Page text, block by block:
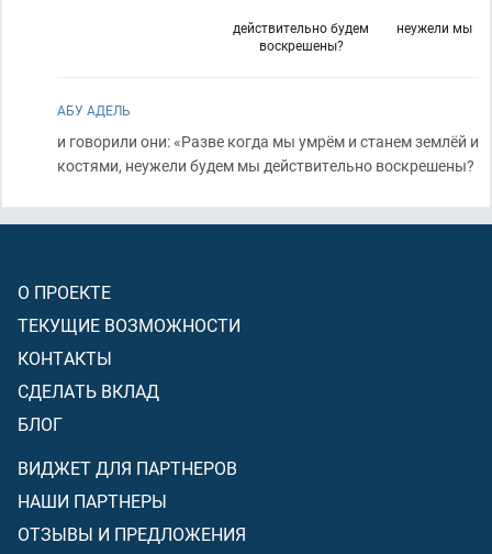
неужели мы
действительно будем
воскрешены?
АБУ АДЕЛЬ
и говорили они: «Разве когда мы умрём и станем землёй и
костями, неужели будем мы действительно воскрешены?
О ПРОЕКТЕ
ТЕКУЩИЕ ВОЗМОЖНОСТИ
КОНТАКТЫ
СДЕЛАТЬ ВКЛАД
БЛОГ
ВИДЖЕТ ДЛЯ ПАРТНЕРОВ
НАШИ ПАРТНЕРЫ
ОТЗЫВЫ И ПРЕДЛОЖЕНИЯ